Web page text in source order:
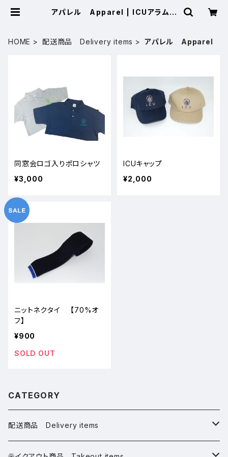
アパレル Apparel | ICUアラムナ
HOME 配送商品 Delivery items アパレル Apparel
同窓会ロゴ入りポロシャツ
¥3,000
ICUキャップ
¥2,000
ニットネクタイ 【70%オ
フ】
¥900
SOLD OUT
CATEGORY
配送商品 Delivery items